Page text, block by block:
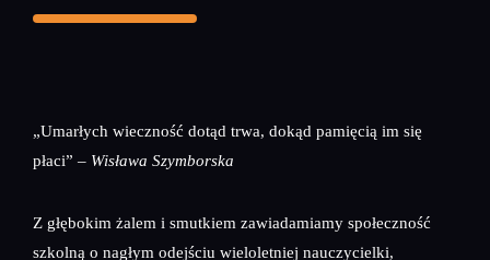
„Umarłych wieczność dotąd trwa, dokąd pamięcią im się
płaci” – Wisława Szymborska
Z głębokim żalem i smutkiem zawiadamiamy społeczność
szkolną o nagłym odejściu wieloletniej nauczycielki,